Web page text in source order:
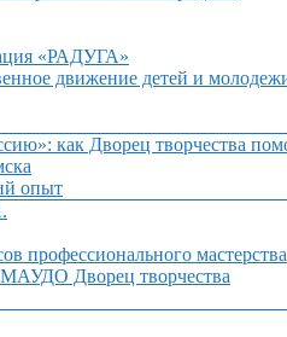
«РАДУГА»
движение детей и
как Дворец творчества
опыт
профессионального мастерства
МАУДО Дворец творчества